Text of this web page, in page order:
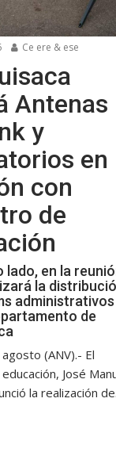
Ce ere & ese
Antenas
y
en
con
de
lado, en la
la
administrativos
de
(ANV).- El
José
la realización